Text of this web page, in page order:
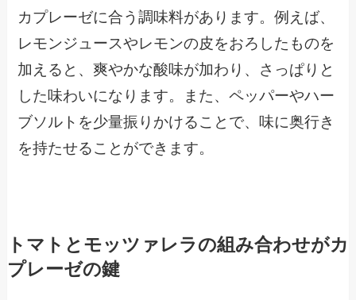
カプレーゼに合う調味料があります。例えば、
レモンジュースやレモンの皮をおろしたものを
加えると、爽やかな酸味が加わり、さっぱりと
した味わいになります。また、ペッパーやハー
ブソルトを少量振りかけることで、味に奥行き
を持たせることができます。
トマトとモッツァレラの組み合わせがカ
プレーゼの鍵